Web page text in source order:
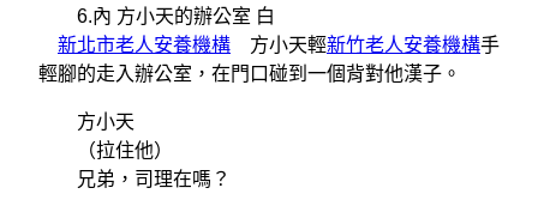
6.內 方小天的辦公室 白
新北市老人安養機構 方小天輕新竹老人安養機構手
輕腳的走入辦公室，在門口碰到一個背對他漢子。
方小天
（拉住他）
兄弟，司理在嗎？